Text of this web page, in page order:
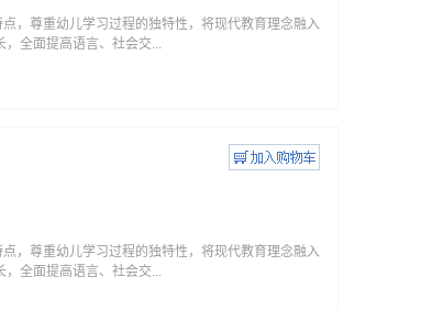
，尊重幼儿学习过程的独特性，将现代教育理念融入
全面提高语言、社会交...
，尊重幼儿学习过程的独特性，将现代教育理念融入
全面提高语言、社会交...